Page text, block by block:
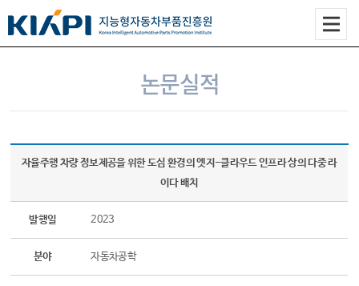
논문실적
자율주행 차량 정보제공을 위한 도심 환경의 엣지-클라우드 인프라 상의 다중 라
이다 배치
발행일 2023
분야 자동차공학